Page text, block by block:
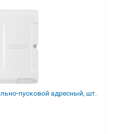
пусковой адресный, шт.